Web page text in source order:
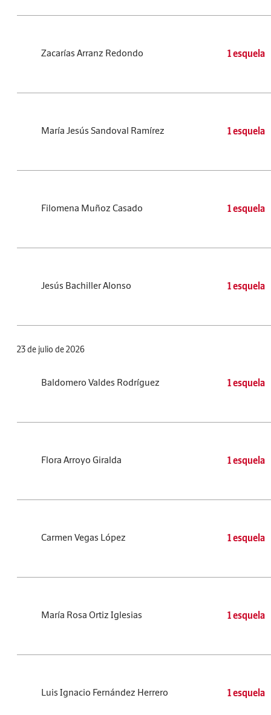
Zacarías Arranz Redondo 1 esquela
María Jesús Sandoval Ramírez 1 esquela
Filomena Muñoz Casado 1 esquela
Jesús Bachiller Alonso 1 esquela
23 de julio de 2026
Baldomero Valdes Rodríguez 1 esquela
Flora Arroyo Giralda 1 esquela
Carmen Vegas López 1 esquela
María Rosa Ortiz Iglesias 1 esquela
Luis Ignacio Fernández Herrero 1 esquela